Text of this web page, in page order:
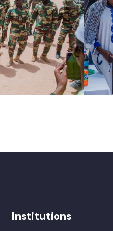
Institutions